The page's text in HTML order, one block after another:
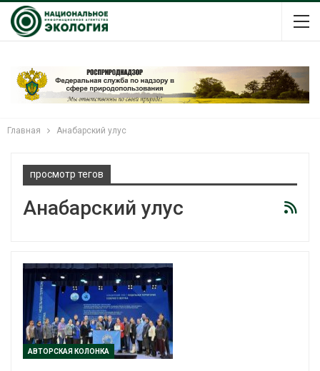
Главная Анабарский улус
просмотр тегов
Анабарский улус
АВТОРСКАЯ КОЛОНКА